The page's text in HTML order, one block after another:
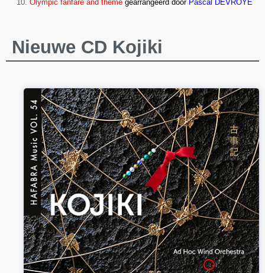
Olympic fanfare and theme gearrangeerd door Pascal DEVROYE
Nieuwe CD Kojiki